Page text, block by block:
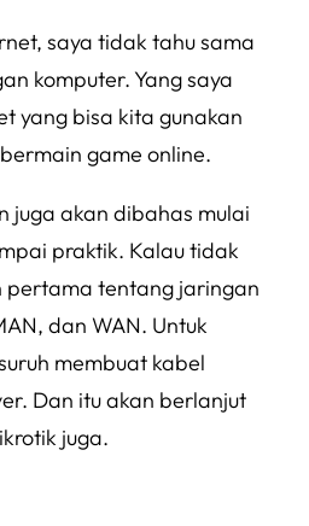
saya tidak tahu sama
komputer. Yang saya
yang bisa kita gunakan
game online.
juga akan dibahas mulai
praktik. Kalau tidak
pertama tentang jaringan
dan WAN. Untuk
membuat kabel
Dan itu akan berlanjut
juga.